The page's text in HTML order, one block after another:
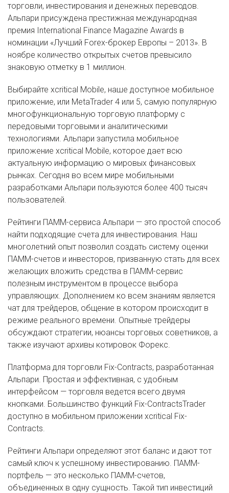
торговли, инвестирования и денежных переводов.
Альпари присуждена престижная международная
премия International Finance Magazine Awards в
номинации «Лучший Forex-брокер Европы – 2013». В
ноябре количество открытых счетов превысило
знаковую отметку в 1 миллион.
Выбирайте xcritical Mobile, наше доступное мобильное
приложение, или MetaTrader 4 или 5, самую популярную
многофункциональную торговую платформу с
передовыми торговыми и аналитическими
технологиями. Альпари запустила мобильное
приложение xcritical Mobile, которое дает всю
актуальную информацию о мировых финансовых
рынках. Сегодня во всем мире мобильными
разработками Альпари пользуются более 400 тысяч
пользователей.
Рейтинги ПАММ-сервиса Альпари — это простой способ
найти подходящие счета для инвестирования. Наш
многолетний опыт позволил создать систему оценки
ПАММ-счетов и инвесторов, призванную стать для всех
желающих вложить средства в ПАММ-сервис
полезным инструментом в процессе выбора
управляющих. Дополнением ко всем знаниям является
чат для трейдеров, общение в котором происходит в
режиме реального времени. Опытные трейдеры
обсуждают стратегии, нюансы торговых советников, а
также изучают архивы котировок Форекс.
Платформа для торговли Fix-Contracts, разработанная
Альпари. Простая и эффективная, с удобным
интерфейсом — торговля ведется всего двумя
кнопками. Большинство функций Fix-ContractsTrader
доступно в мобильном приложении xcritical Fix-
Contracts.
Рейтинги Альпари определяют этот баланс и дают тот
самый ключ к успешному инвестированию. ПАММ-
портфель — это несколько ПАММ-счетов,
объединенных в одну сущность. Такой тип инвестиций